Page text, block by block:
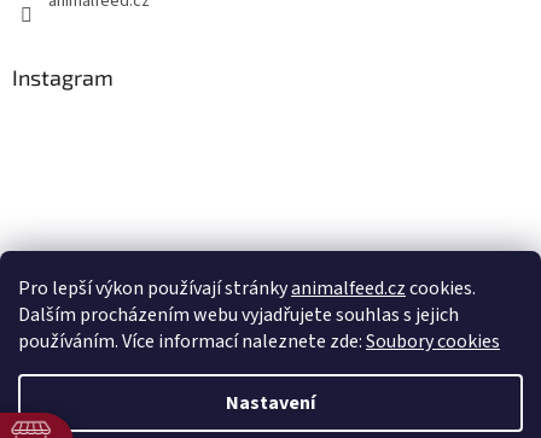
Pro lepší výkon používají stránkyanimalfeed.czcookies.
Dalším procházením webu vyjadřujete souhlas s jejich
používáním. Více informací naleznete zde:Soubory cookies
Nastavení
Instagram
Sledovat na Instagramu
Vytvořil Shoptet